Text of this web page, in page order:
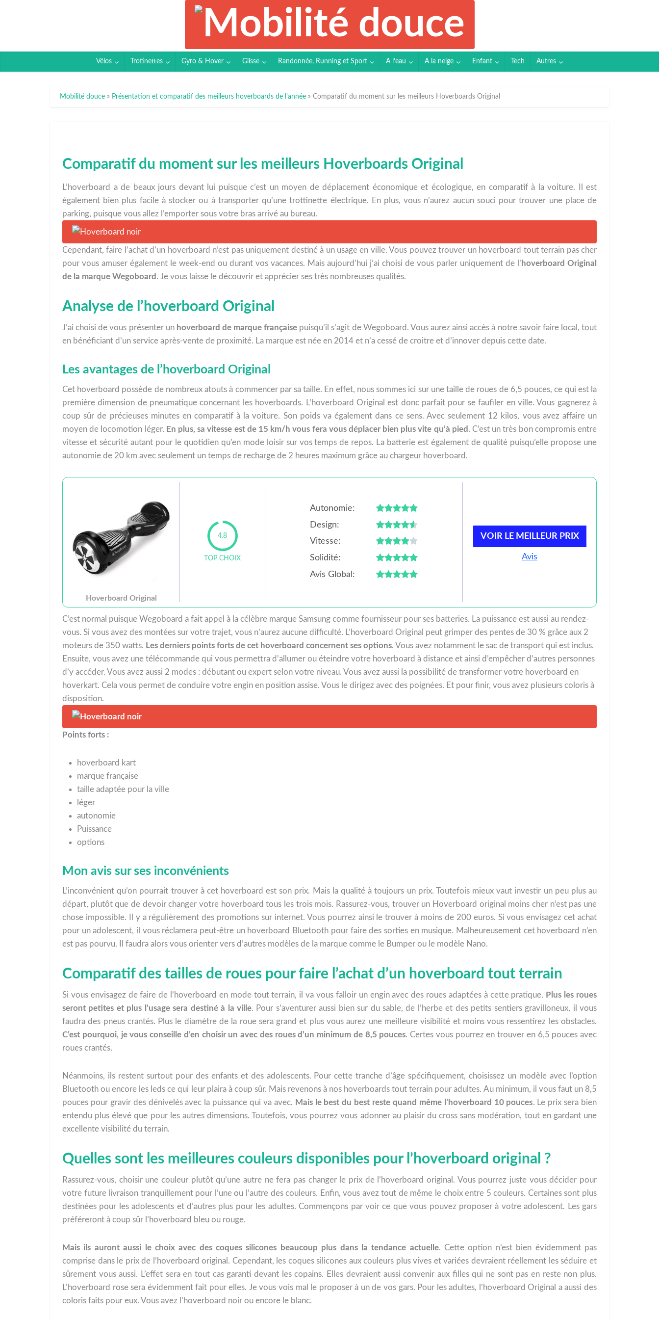
Vélos Trotinettes Gyro & Hover Glisse Randonnée, Running et Sport A l’eau A la neige Enfant Tech Autres
Mobilité douce » Présentation et comparatif des meilleurs hoverboards de l’année » Comparatif du moment sur les meilleurs Hoverboards Original
Comparatif du moment sur les meilleurs Hoverboards Original
L’hoverboard a de beaux jours devant lui puisque c’est un moyen de déplacement économique et écologique, en comparatif à la voiture. Il est
également bien plus facile à stocker ou à transporter qu’une trottinette électrique. En plus, vous n’aurez aucun souci pour trouver une place de
parking, puisque vous allez l’emporter sous votre bras arrivé au bureau.
Cependant, faire l’achat d’un hoverboard n’est pas uniquement destiné à un usage en ville. Vous pouvez trouver un hoverboard tout terrain pas cher
pour vous amuser également le week-end ou durant vos vacances. Mais aujourd’hui j’ai choisi de vous parler uniquement de l’ hoverboard Original
de la marque Wegoboard . Je vous laisse le découvrir et apprécier ses très nombreuses qualités.
Analyse de l’hoverboard Original
J’ai choisi de vous présenter un hoverboard de marque française puisqu’il s’agit de Wegoboard. Vous aurez ainsi accès à notre savoir faire local, tout
en bénéficiant d’un service après-vente de proximité. La marque est née en 2014 et n’a cessé de croitre et d’innover depuis cette date.
Les avantages de l’hoverboard Original
Cet hoverboard possède de nombreux atouts à commencer par sa taille. En effet, nous sommes ici sur une taille de roues de 6,5 pouces, ce qui est la
première dimension de pneumatique concernant les hoverboards. L’hoverboard Original est donc parfait pour se faufiler en ville. Vous gagnerez à
coup sûr de précieuses minutes en comparatif à la voiture. Son poids va également dans ce sens. Avec seulement 12 kilos, vous avez affaire un
moyen de locomotion léger. En plus, sa vitesse est de 15 km/h vous fera vous déplacer bien plus vite qu’à pied . C’est un très bon compromis entre
vitesse et sécurité autant pour le quotidien qu’en mode loisir sur vos temps de repos. La batterie est également de qualité puisqu’elle propose une
autonomie de 20 km avec seulement un temps de recharge de 2 heures maximum grâce au chargeur hoverboard.
Hoverboard Original
4.8
TOP CHOIX
Autonomie:
Design:
Vitesse:
Solidité:
Avis Global:
VOIR LE MEILLEUR PRIX
Avis
C’est normal puisque Wegoboard a fait appel à la célèbre marque Samsung comme fournisseur pour ses batteries. La puissance est aussi au rendez-
vous. Si vous avez des montées sur votre trajet, vous n’aurez aucune difficulté. L’hoverboard Original peut grimper des pentes de 30 % grâce aux 2
moteurs de 350 watts. Les derniers points forts de cet hoverboard concernent ses options. Vous avez notamment le sac de transport qui est inclus.
Ensuite, vous avez une télécommande qui vous permettra d’allumer ou éteindre votre hoverboard à distance et ainsi d’empêcher d’autres personnes
d’y accéder. Vous avez aussi 2 modes : débutant ou expert selon votre niveau. Vous avez aussi la possibilité de transformer votre hoverboard en
hoverkart. Cela vous permet de conduire votre engin en position assise. Vous le dirigez avec des poignées. Et pour finir, vous avez plusieurs coloris à
disposition.
Points forts :
hoverboard kart
marque française
taille adaptée pour la ville
léger
autonomie
Puissance
options
Mon avis sur ses inconvénients
L’inconvénient qu’on pourrait trouver à cet hoverboard est son prix. Mais la qualité à toujours un prix. Toutefois mieux vaut investir un peu plus au
départ, plutôt que de devoir changer votre hoverboard tous les trois mois. Rassurez-vous, trouver un Hoverboard original moins cher n’est pas une
chose impossible. Il y a régulièrement des promotions sur internet. Vous pourrez ainsi le trouver à moins de 200 euros. Si vous envisagez cet achat
pour un adolescent, il vous réclamera peut-être un hoverboard Bluetooth pour faire des sorties en musique. Malheureusement cet hoverboard n’en
est pas pourvu. Il faudra alors vous orienter vers d’autres modèles de la marque comme le Bumper ou le modèle Nano.
Comparatif des tailles de roues pour faire l’achat d’un hoverboard tout terrain
Si vous envisagez de faire de l’hoverboard en mode tout terrain, il va vous falloir un engin avec des roues adaptées à cette pratique. Plus les roues
seront petites et plus l’usage sera destiné à la ville. Pour s’aventurer aussi bien sur du sable, de l’herbe et des petits sentiers gravilloneux, il vous
faudra des pneus crantés. Plus le diamètre de la roue sera grand et plus vous aurez une meilleure visibilité et moins vous ressentirez les obstacles.
C’est pourquoi, je vous conseille d’en choisir un avec des roues d’un minimum de 8,5 pouces. Certes vous pourrez en trouver en 6,5 pouces avec
roues crantés.
Néanmoins, ils restent surtout pour des enfants et des adolescents. Pour cette tranche d’âge spécifiquement, choisissez un modèle avec l’option
Bluetooth ou encore les leds ce qui leur plaira à coup sûr. Mais revenons à nos hoverboards tout terrain pour adultes. Au minimum, il vous faut un 8,5
pouces pour gravir des dénivelés avec la puissance qui va avec. Mais le best du best reste quand même l’hoverboard 10 pouces. Le prix sera bien
entendu plus élevé que pour les autres dimensions. Toutefois, vous pourrez vous adonner au plaisir du cross sans modération, tout en gardant une
excellente visibilité du terrain.
Quelles sont les meilleures couleurs disponibles pour l’hoverboard original ?
Rassurez-vous, choisir une couleur plutôt qu’une autre ne fera pas changer le prix de l’hoverboard original. Vous pourrez juste vous décider pour
votre future livraison tranquillement pour l’une ou l’autre des couleurs. Enfin, vous avez tout de même le choix entre 5 couleurs. Certaines sont plus
destinées pour les adolescents et d’autres plus pour les adultes. Commençons par voir ce que vous pouvez proposer à votre adolescent. Les gars
préféreront à coup sûr l’hoverboard bleu ou rouge.
Mais ils auront aussi le choix avec des coques silicones beaucoup plus dans la tendance actuelle. Cette option n’est bien évidemment pas
comprise dans le prix de l’hoverboard original. Cependant, les coques silicones aux couleurs plus vives et variées devraient réellement les séduire et
sûrement vous aussi. L’effet sera en tout cas garanti devant les copains. Elles devraient aussi convenir aux filles qui ne sont pas en reste non plus.
L’hoverboard rose sera évidemment fait pour elles. Je vous vois mal le proposer à un de vos gars. Pour les adultes, l’hoverboard Original a aussi des
coloris faits pour eux. Vous avez l’hoverboard noir ou encore le blanc.